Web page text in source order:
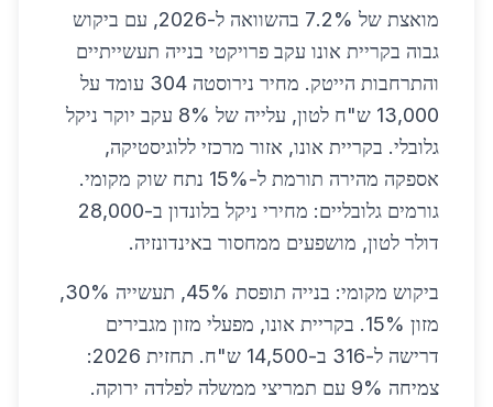
מואצת של 7.2% בהשוואה ל-2026, עם ביקוש
גבוה בקריית אונו עקב פרויקטי בנייה תעשייתיים
והתרחבות הייטק. מחיר נירוסטה 304 עומד על
13,000 ש"ח לטון, עלייה של 8% עקב יוקר ניקל
גלובלי. בקריית אונו, אזור מרכזי ללוגיסטיקה,
אספקה מהירה תורמת ל-15% נתח שוק מקומי.
גורמים גלובליים: מחירי ניקל בלונדון ב-28,000
דולר לטון, מושפעים ממחסור באינדונזיה.
ביקוש מקומי: בנייה תופסת 45%, תעשייה 30%,
מזון 15%. בקריית אונו, מפעלי מזון מגבירים
דרישה ל-316 ב-14,500 ש"ח. תחזית 2026:
צמיחה 9% עם תמריצי ממשלה לפלדה ירוקה.